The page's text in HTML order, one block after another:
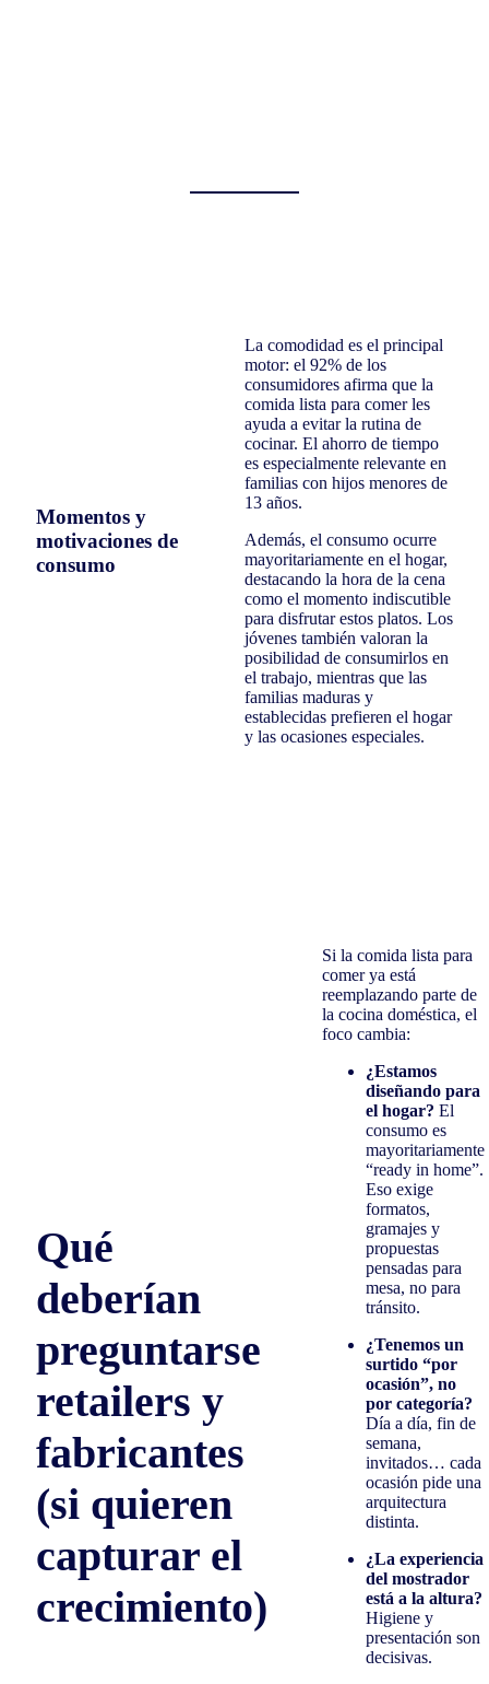
Momentos y
motivaciones de
consumo
La comodidad es el principal
motor: el 92% de los
consumidores afirma que la
comida lista para comer les
ayuda a evitar la rutina de
cocinar. El ahorro de tiempo
es especialmente relevante en
familias con hijos menores de
13 años.
Además, el consumo ocurre
mayoritariamente en el hogar,
destacando la hora de la cena
como el momento indiscutible
para disfrutar estos platos. Los
jóvenes también valoran la
posibilidad de consumirlos en
el trabajo, mientras que las
familias maduras y
establecidas prefieren el hogar
y las ocasiones especiales.
Qué
deberían
preguntarse
retailers y
fabricantes
(si quieren
capturar el
crecimiento)
Si la comida lista para
comer ya está
reemplazando parte de
la cocina doméstica, el
foco cambia:
¿Estamos
diseñando para
el hogar? El
consumo es
mayoritariamente
“ready in home”.
Eso exige
formatos,
gramajes y
propuestas
pensadas para
mesa, no para
tránsito.
¿Tenemos un
surtido “por
ocasión”, no
por categoría?
Día a día, fin de
semana,
invitados… cada
ocasión pide una
arquitectura
distinta.
¿La experiencia
del mostrador
está a la altura?
Higiene y
presentación son
decisivas.